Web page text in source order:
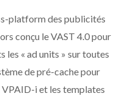
platform des publicités
conçu le VAST 4.0 pour
les « ad units » sur toutes
de pré-cache pour
i et les templates